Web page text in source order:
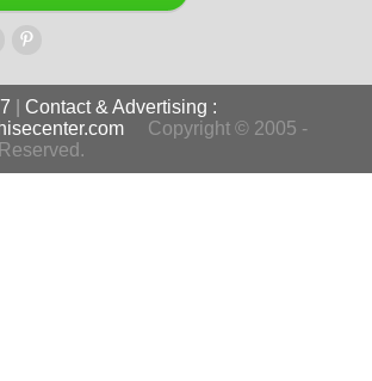
Contact & Advertising :
Copyright © 2005 -